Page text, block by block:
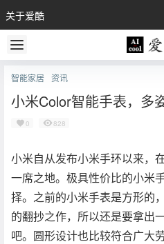
关于爱酷
智能家居 资讯
小米Color智能手表，多
0 828
小米自从发布小米手环以来，
一席之地。极具性价比的小米
择。之前的小米手表是方形的
的翻抄之作，所以还是要拿出
吧。圆形设计也比较符合广大